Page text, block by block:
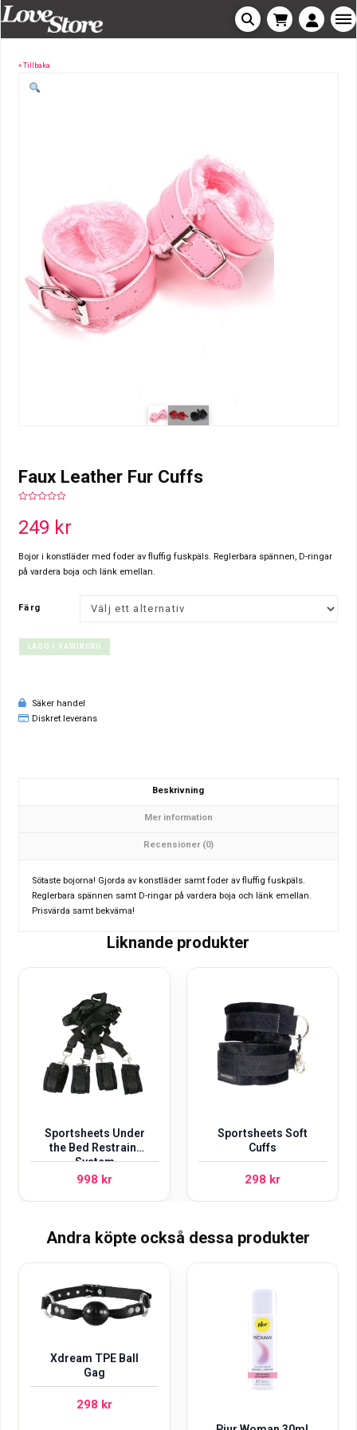
« Tillbaka
Faux Leather Fur Cuffs
of
5
249 kr
Bojor i konstläder med foder av fluffig fuskpäls. Reglerbara spännen, D-ringar
på vardera boja och länk emellan.
Färg
LÄGG I VARUKORG
Säker handel
Diskret leverans
Beskrivning
Mer information
Recensioner (0)
Sötaste bojorna! Gjorda av konstläder samt foder av fluffig fuskpäls.
Reglerbara spännen samt D-ringar på vardera boja och länk emellan.
Prisvärda samt bekväma!
Liknande produkter
Sportsheets Under
the Bed Restraint
System
998 kr
Sportsheets Soft
Cuffs
298 kr
Andra köpte också dessa produkter
Xdream TPE Ball
Gag
298 kr